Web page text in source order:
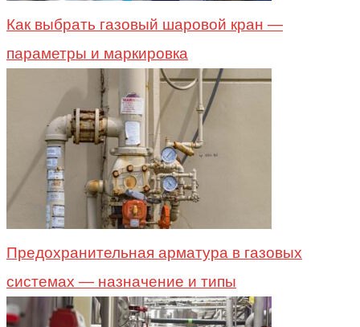
Как выбрать газовый шаровой кран —
параметры и маркировка
Предохранительная арматура в газовых
системах — назначение и типы